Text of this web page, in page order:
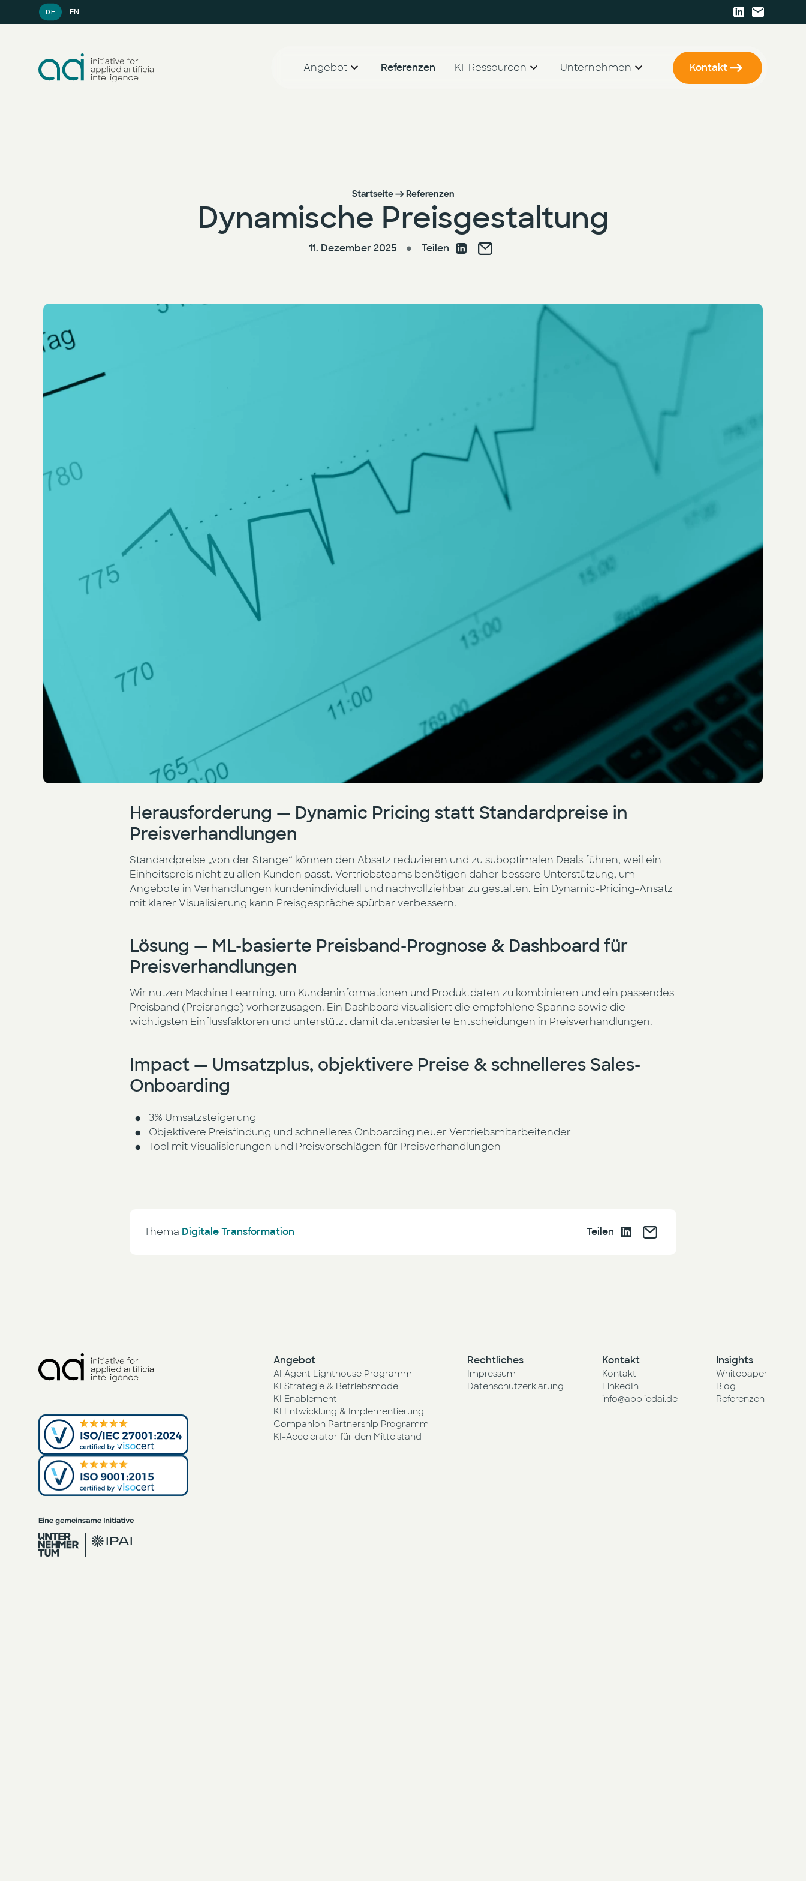
DE EN
Angebot Referenzen KI-Ressourcen Unternehmen Kontakt
Startseite Referenzen
Dynamische Preisgestaltung
11. Dezember 2025 ● Teilen
Herausforderung — Dynamic Pricing statt Standardpreise in
Preisverhandlungen
Standardpreise „von der Stange“ können den Absatz reduzieren und zu suboptimalen Deals führen, weil ein
Einheitspreis nicht zu allen Kunden passt. Vertriebsteams benötigen daher bessere Unterstützung, um
Angebote in Verhandlungen kundenindividuell und nachvollziehbar zu gestalten. Ein Dynamic-Pricing-Ansatz
mit klarer Visualisierung kann Preisgespräche spürbar verbessern.
Lösung — ML-basierte Preisband-Prognose & Dashboard für
Preisverhandlungen
Wir nutzen Machine Learning, um Kundeninformationen und Produktdaten zu kombinieren und ein passendes
Preisband (Preisrange) vorherzusagen. Ein Dashboard visualisiert die empfohlene Spanne sowie die
wichtigsten Einflussfaktoren und unterstützt damit datenbasierte Entscheidungen in Preisverhandlungen.
Impact — Umsatzplus, objektivere Preise & schnelleres Sales-
Onboarding
3% Umsatzsteigerung
Objektivere Preisfindung und schnelleres Onboarding neuer Vertriebsmitarbeitender
Tool mit Visualisierungen und Preisvorschlägen für Preisverhandlungen
Thema Digitale Transformation Teilen
Angebot
AI Agent Lighthouse Programm
KI Strategie & Betriebsmodell
KI Enablement
KI Entwicklung & Implementierung
Companion Partnership Programm
KI-Accelerator für den Mittelstand
Rechtliches
Impressum
Datenschutzerklärung
Kontakt
Kontakt
LinkedIn
info@appliedai.de
Insights
Whitepaper
Blog
Referenzen